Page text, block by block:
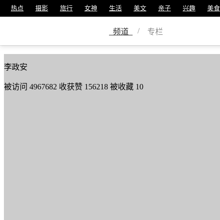
热点 摄影 旅行 女神 生活 美文 亲子 兴趣 美食
频道 / 专栏
美篇号6506527
李政安
被访问 4967682 收获赞 156218 被收藏 10